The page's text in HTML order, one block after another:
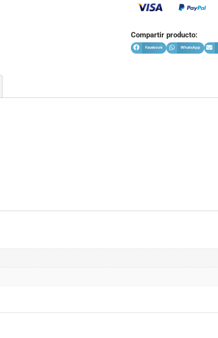
Compartir producto:
Facebook WhatsApp